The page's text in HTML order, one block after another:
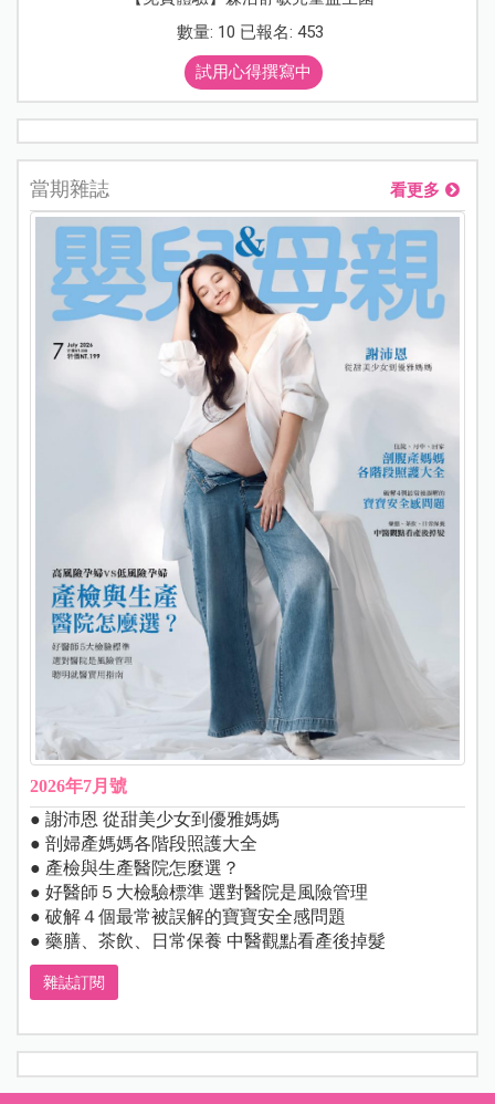
數量: 10 已報名: 453
試用心得撰寫中
當期雜誌 看更多
2026年7月號
● 謝沛恩 從甜美少女到優雅媽媽
● 剖婦產媽媽各階段照護大全
● 產檢與生產醫院怎麼選？
● 好醫師５大檢驗標準 選對醫院是風險管理
● 破解４個最常被誤解的寶寶安全感問題
● 藥膳、茶飲、日常保養 中醫觀點看產後掉髮
雜誌訂閱